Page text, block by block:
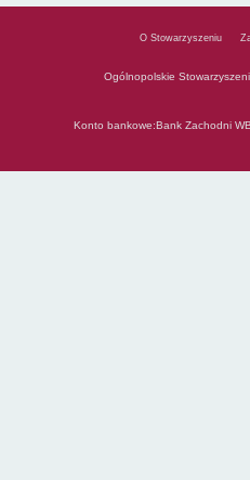
O Stowarzyszeniu
Ogólnopolskie
Konto bankowe:Bank Zachodni